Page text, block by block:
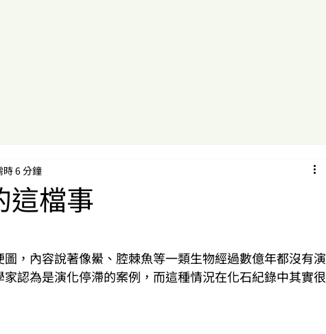
這檔事
時 6 分鐘
，內容說著像鱟、腔棘魚等一類生物經過數億年都沒有演
認為是演化停滯的案例，而這種情況在化石紀錄中其實很